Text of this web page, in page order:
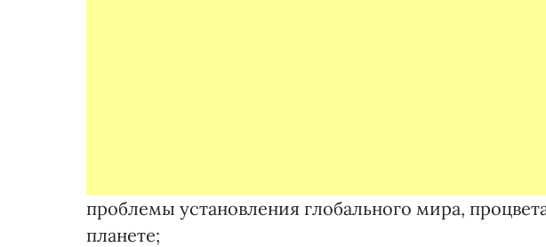
проблемы установления глобального мира,
планете;